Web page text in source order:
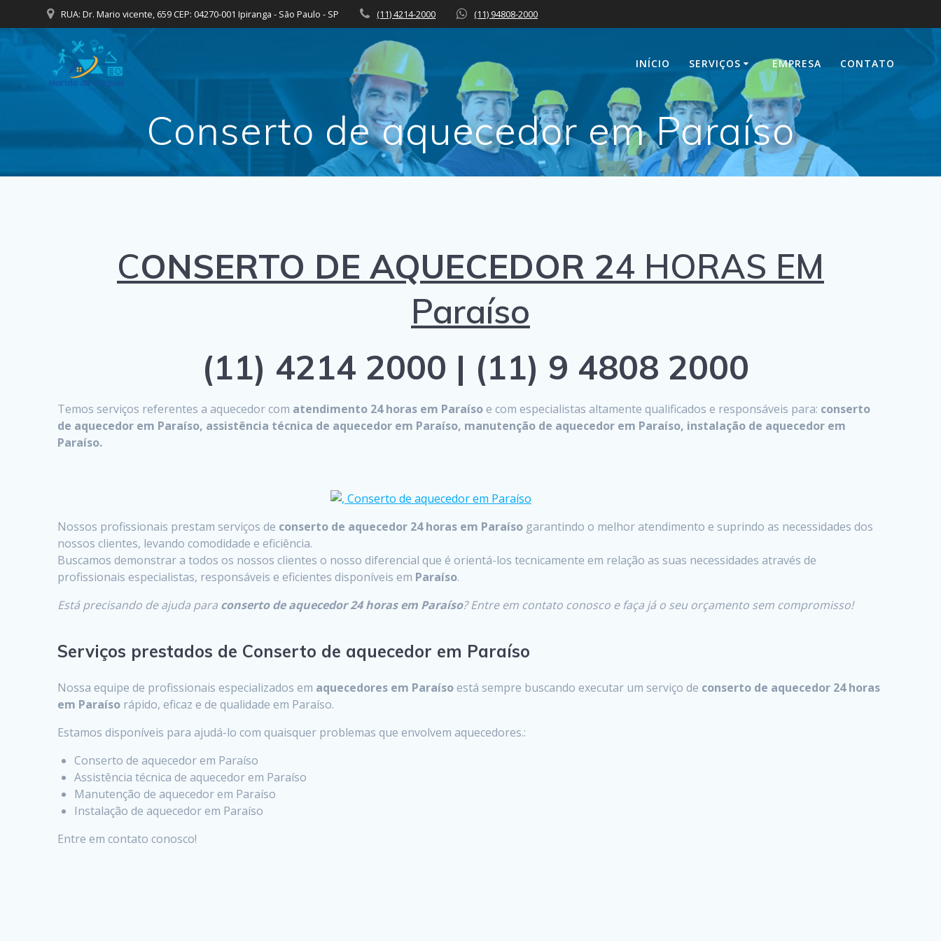
to
RUA: Dr. Mario vicente, 659 CEP: 04270-001 Ipiranga - São Paulo - SP (11) 4214-2000 (11) 94808-2000
INÍCIO SERVIÇOS EMPRESA CONTATO
Conserto de aquecedor em Paraíso
CONSERTO DE AQUECEDOR 24 HORAS EM
Paraíso
(11) 4214 2000 | (11) 9 4808 2000
Temos serviços referentes a aquecedor com atendimento 24 horas em Paraísoe com especialistas altamente qualificados e responsáveis para: conserto
de aquecedor em Paraíso, assistência técnica de aquecedor em Paraíso, manutenção de aquecedor em Paraíso, instalação de aquecedor em
Paraíso.
Nossos profissionais prestam serviços de conserto de aquecedor 24 horas em Paraíso garantindo o melhor atendimento e suprindo as necessidades dos
nossos clientes, levando comodidade e eficiência.
Buscamos demonstrar a todos os nossos clientes o nosso diferencial que é orientá-los tecnicamente em relação as suas necessidades através de
profissionais especialistas, responsáveis e eficientes disponíveis em Paraíso.
Está precisando de ajuda para conserto de aquecedor 24 horas em Paraíso? Entre em contato conosco e faça já o seu orçamento sem compromisso!
Serviços prestados de Conserto de aquecedor em Paraíso
Nossa equipe de profissionais especializados em aquecedores em Paraísoestá sempre buscando executar um serviço de conserto de aquecedor 24 horas
em Paraíso rápido, eficaz e de qualidade em Paraíso.
Estamos disponíveis para ajudá-lo com quaisquer problemas que envolvem aquecedores.:
Conserto de aquecedor em Paraíso
Assistência técnica de aquecedor em Paraíso
Manutenção de aquecedor em Paraíso
Instalação de aquecedor em Paraíso
Entre em contato conosco!